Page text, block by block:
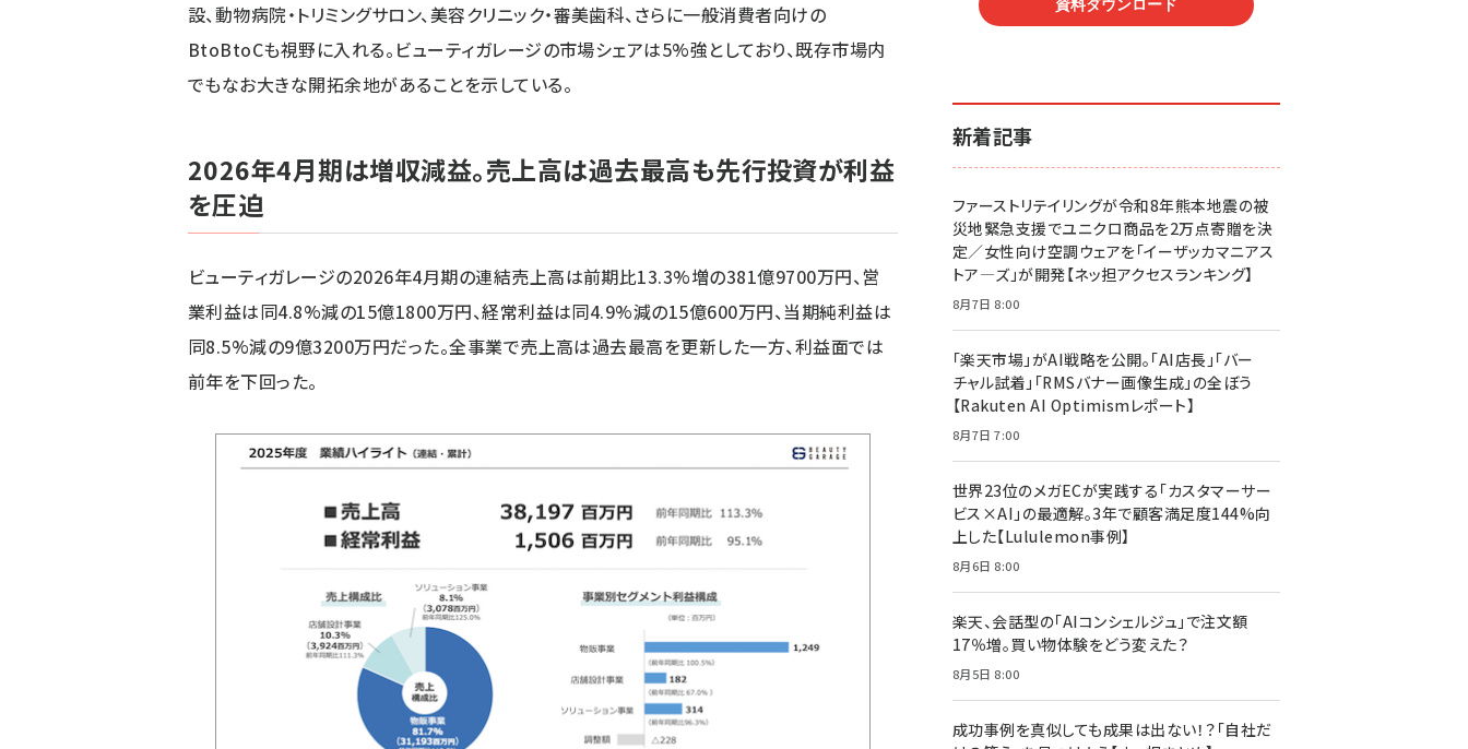
設、動物病院・トリミングサロン、美容クリニック・審美歯科、さらに一般消費者向けの
BtoBtoCも視野に入れる。ビューティガレージの市場シェアは5%強としており、既存市場内
でもなお大きな開拓余地があることを示している。
2026年4月期は増収減益。売上高は過去最高も先行投資が利益
を圧迫
ビューティガレージの2026年4月期の連結売上高は前期比13.3%増の381億9700万円、営
業利益は同4.8%減の15億1800万円、経常利益は同4.9%減の15億600万円、当期純利益は
同8.5%減の9億3200万円だった。全事業で売上高は過去最高を更新した一方、利益面では
前年を下回った。
新着記事
ファーストリテイリングが令和8年熊本地震の被
災地緊急支援でユニクロ商品を2万点寄贈を決
定／女性向け空調ウェアを「イーザッカマニアス
トア―ズ」が開発【ネッ担アクセスランキング】
8月7日 8:00
「楽天市場」がAI戦略を公開。「AI店長」「バー
チャル試着」「RMSバナー画像生成」の全ぼう
【Rakuten AI Optimismレポート】
8月7日 7:00
世界23位のメガECが実践する「カスタマーサー
ビス×AI」の最適解。3年で顧客満足度144%向
上した【Lululemon事例】
8月6日 8:00
楽天、会話型の「AIコンシェルジュ」で注文額
17％増。買い物体験をどう変えた？
8月5日 8:00
成功事例を真似しても成果は出ない！？「自社だ